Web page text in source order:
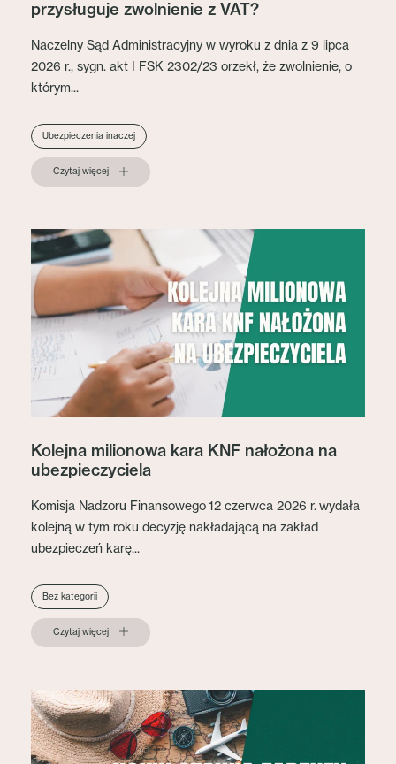
przysługuje zwolnienie z VAT?
Naczelny Sąd Administracyjny w wyroku z dnia z 9 lipca
2026 r., sygn. akt I FSK 2302/23 orzekł, że zwolnienie, o
którym...
Ubezpieczenia inaczej
Czytaj więcej
Kolejna milionowa kara KNF nałożona na
ubezpieczyciela
Komisja Nadzoru Finansowego 12 czerwca 2026 r. wydała
kolejną w tym roku decyzję nakładającą na zakład
ubezpieczeń karę...
Bez kategorii
Czytaj więcej